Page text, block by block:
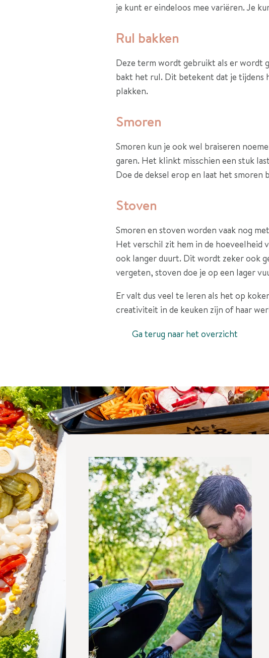
je kunt er eindeloos mee variëren. Je
Rul bakken
Deze term wordt gebruikt als er wordt
bakt het rul. Dit betekent dat je tijdens
plakken.
Smoren
Smoren kun je ook wel braiseren
garen. Het klinkt misschien een stuk
Doe de deksel erop en laat het smoren
Stoven
Smoren en stoven worden vaak nog
Het verschil zit hem in de
ook langer duurt. Dit wordt zeker ook
vergeten, stoven doe je op een lager
Er valt dus veel te leren als het op
creativiteit in de keuken zijn of haar
Ga terug naar het overzicht